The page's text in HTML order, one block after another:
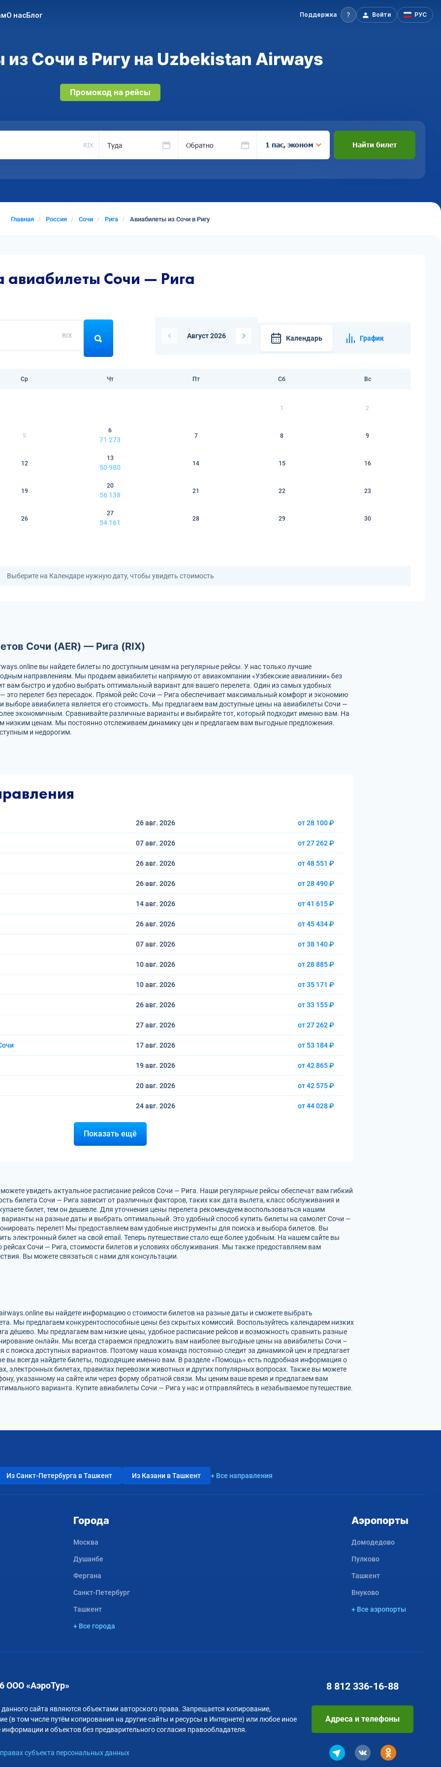
О насБлог Поддержка Войти РУС
Сочи в Ригу на Uzbekistan Airways
Промокод на рейсы
RIX Туда Обратно 1 пас, эконом Найти билет
Главная Россия Сочи Рига Авиабилеты из Сочи в Ригу
авиабилеты Сочи — Рига
RIX Август 2026 Календарь График
Ср Чт Пт Сб Вс
1 2
5
6
71 273
7 8 9
12
13
50 980
14 15 16
19
20
56 138
21 22 23
26
27
54 161
28 29 30
Выберите на Календаре нужную дату, чтобы увидеть стоимость
Сочи (AER) — Рига (RIX)
вы найдете билеты по доступным ценам на регулярные рейсы. У нас только лучшие
направлениям. Мы продаем авиабилеты напрямую от авиакомпании «Узбекские авиалинии» без
вам быстро и удобно выбрать оптимальный вариант для вашего перелета. Один из самых удобных
это перелет без пересадок. Прямой рейс Сочи — Рига обеспечивает максимальный комфорт и экономию
выборе авиабилета является его стоимость. Мы предлагаем вам доступные цены на авиабилеты Сочи —
экономичным. Сравнивайте различные варианты и выбирайте тот, который подходит именно вам. На
низким ценам. Мы постоянно отслеживаем динамику цен и предлагаем вам выгодные предложения.
и недорогим.
26 авг. 2026 от 28 100 ₽
07 авг. 2026 от 27 262 ₽
26 авг. 2026 от 48 551 ₽
26 авг. 2026 от 28 490 ₽
14 авг. 2026 от 41 615 ₽
26 авг. 2026 от 45 434 ₽
07 авг. 2026 от 38 140 ₽
10 авг. 2026 от 28 885 ₽
10 авг. 2026 от 35 171 ₽
26 авг. 2026 от 33 155 ₽
27 авг. 2026 от 27 262 ₽
17 авг. 2026 от 53 184 ₽
19 авг. 2026 от 42 865 ₽
20 авг. 2026 от 42 575 ₽
24 авг. 2026 от 44 028 ₽
Показать ещё
увидеть актуальное расписание рейсов Сочи — Рига. Наши регулярные рейсы обеспечат вам гибкий
билета Сочи — Рига зависит от различных факторов, таких как дата вылета, класс обслуживания и
билет, тем он дешевле. Для уточнения цены перелета рекомендуем воспользоваться нашим
на разные даты и выбрать оптимальный. Это удобный способ купить билеты на самолет Сочи —
перелет! Мы предоставляем вам удобные инструменты для поиска и выбора билетов. Вы
электронный билет на свой email. Теперь путешествие стало еще более удобным. На нашем сайте вы
Сочи — Рига, стоимости билетов и условиях обслуживания. Мы также предоставляем вам
Вы можете связаться с нами для консультации.
вы найдете информацию о стоимости билетов на разные даты и сможете выбрать
Мы предлагаем конкурентоспособные цены без скрытых комиссий. Воспользуйтесь календарем низких
дёшево. Мы предлагаем вам низкие цены, удобное расписание рейсов и возможность сравнить разные
онлайн. Мы всегда стараемся предложить вам наиболее выгодные цены на авиабилеты Сочи –
с поиска доступных вариантов. Поэтому наша команда постоянно следит за динамикой цен и предлагает
вы всегда найдете билеты, подходящие именно вам. В разделе «Помощь» есть подробная информация о
электронных билетах, правилах перевозки животных и других популярных вопросах. Также вы можете
указанному на сайте или через форму обратной связи. Мы ценим ваше время и предлагаем вам
варианта. Купите авиабилеты Сочи — Рига у нас и отправляйтесь в незабываемое путешествие.
Из Санкт-Петербурга в Ташкент Из Казани в Ташкент + Все направления
Города
Москва
Душанбе
Фергана
Санкт-Петербург
Ташкент
+ Все города
Аэропорты
Домодедово
Пулково
Ташкент
Внуково
+ Все аэропорты
ООО «АэроТур»
сайта являются объектами авторского права. Запрещается копирование,
(в том числе путём копирования на другие сайты и ресурсы в Интернете) или любое иное
и объектов без предварительного согласия правообладателя.
субъекта персональных данных
8 812 336-16-88
Адреса и телефоны